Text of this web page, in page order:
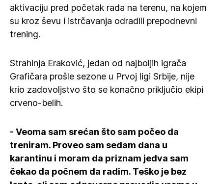
aktivaciju pred početak rada na terenu, na kojem
su kroz ševu i istrčavanja odradili prepodnevni
trening.
Strahinja Eraković, jedan od najboljih igrača
Grafičara prošle sezone u Prvoj ligi Srbije, nije
krio zadovoljstvo što se konačno priključio ekipi
crveno-belih.
- Veoma sam srećan što sam počeo da
treniram. Proveo sam sedam dana u
karantinu i moram da priznam jedva sam
čekao da počnem da radim. Teško je bez